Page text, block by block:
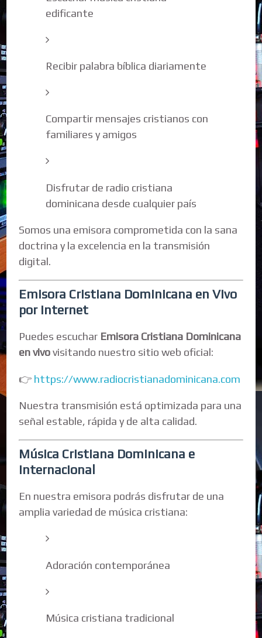
edificante
Recibir palabra bíblica diariamente
Compartir mensajes cristianos con
familiares y amigos
Disfrutar de radio cristiana
dominicana desde cualquier país
Somos una emisora comprometida con la sana
doctrina y la excelencia en la transmisión
digital.
Emisora Cristiana Dominicana en Vivo
por Internet
Puedes escuchar Emisora Cristiana Dominicana
en vivovisitando nuestro sitio web oficial:
👉 https://www.radiocristianadominicana.com
Nuestra transmisión está optimizada para una
señal estable, rápida y de alta calidad.
Música Cristiana Dominicana e
Internacional
En nuestra emisora podrás disfrutar de una
amplia variedad de música cristiana:
Adoración contemporánea
Música cristiana tradicional